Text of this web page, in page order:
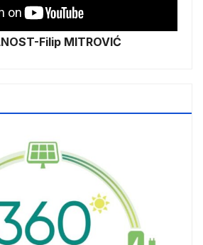
Filip MITROVIĆ